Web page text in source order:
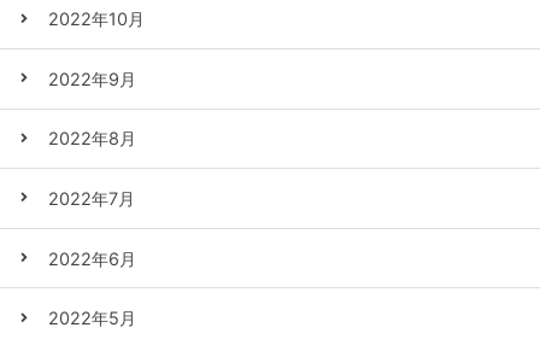
2022年10月
2022年9月
2022年8月
2022年7月
2022年6月
2022年5月